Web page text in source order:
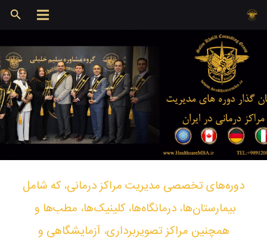
دوره‌های تخصصی مدیریت مراکز درمانی، که شامل
بیمارستان‌ها، درمانگاه‌ها، کلینیک‌ها، مطب‌ها و ‌
همچنین مراکز تصویربرداری، آزمایشگاهی و